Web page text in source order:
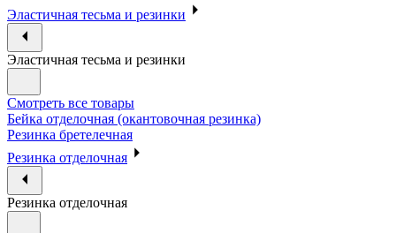
Эластичная тесьма и резинки
Эластичная тесьма и резинки
Смотреть все товары
Бейка отделочная (окантовочная резинка)
Резинка бретелечная
Резинка отделочная
Резинка отделочная